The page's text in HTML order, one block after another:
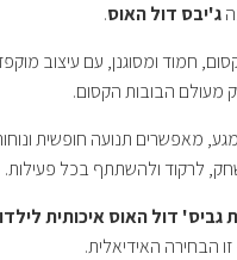
ג'יבס דול האוס.
חמוד ומסוגנן, עם עיצוב
מעולם הבובות הקסום.
מאפשרים תנועה חופשית
לרקוד ולהשתתף בכל פעילות.
גביס' דול האוס איכותית
הבחירה האידיאלית.